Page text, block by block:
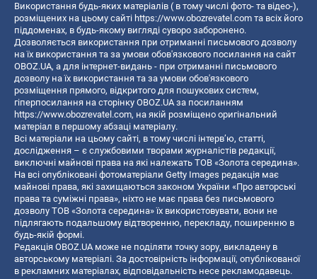
Використання будь-яких матеріалів ( в тому числі фото- та відео-),
розміщених на цьому сайті https://www.obozrevatel.com та всіх його
піддоменах, в будь-якому вигляді суворо заборонено.
Дозволяється використання при отриманні письмового дозволу
на їх використання та за умови обов'язкового посилання на сайт
OBOZ.UA, а для інтернет-видань - при отриманні письмового
дозволу на їх використання та за умови обов'язкового
розміщення прямого, відкритого для пошукових систем,
гіперпосилання на сторінку OBOZ.UA за посиланням
https://www.obozrevatel.com, на якій розміщено оригінальний
матеріал в першому абзаці матеріалу.
Всі матеріали на цьому сайті, в тому числі інтерв’ю, статті,
дослідження – є службовими творами журналістів редакції,
виключні майнові права на які належать ТОВ «Золота середина».
На всі опубліковані фотоматеріали Getty Images редакція має
майнові права, які захищаються законом України «Про авторські
права та суміжні права», ніхто не має права без письмового
дозволу ТОВ «Золота середина» їх використовувати, вони не
підлягають подальшому відтворенню, перекладу, поширенню в
будь-якій формі.
Редакція OBOZ.UA може не поділяти точку зору, викладену в
авторському матеріалі. За достовірність інформації, опублікованої
в рекламних матеріалах, відповідальність несе рекламодавець.